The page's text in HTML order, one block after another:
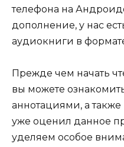
телефона на
дополнение, у нас
аудиокниги в
Прежде чем начать
вы можете
аннотациями, а также
уже оценил данное
уделяем особое